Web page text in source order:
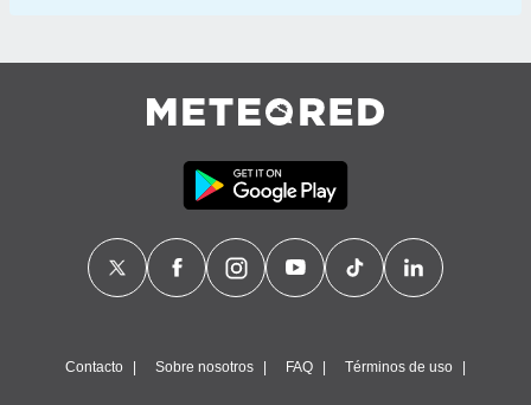
Contacto Sobre nosotros FAQ Términos de uso